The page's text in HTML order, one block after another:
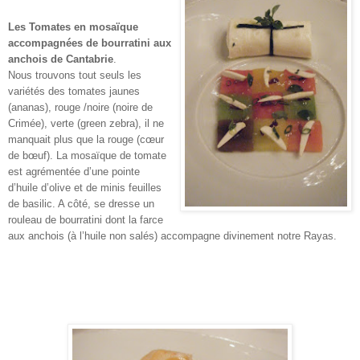
Les Tomates en mosaïque
accompagnées de bourratini aux
anchois de Cantabrie
Nous trouvons tout seuls les
variétés des tomates jaunes
(ananas), rouge /noire (noire de
Crimée), verte (green zebra), il ne
manquait plus que la rouge (cœur
de bœuf). La mosaïque de tomate
est agrémentée d’une pointe
d’huile d’olive et de minis feuilles
de basilic. A côté, se dresse un
rouleau de bourratini dont la farce
aux anchois (à l’huile non salés) accompagne divinement notre Rayas.